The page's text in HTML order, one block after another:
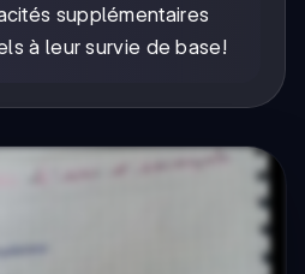
supplémentaires
à leur survie de base!